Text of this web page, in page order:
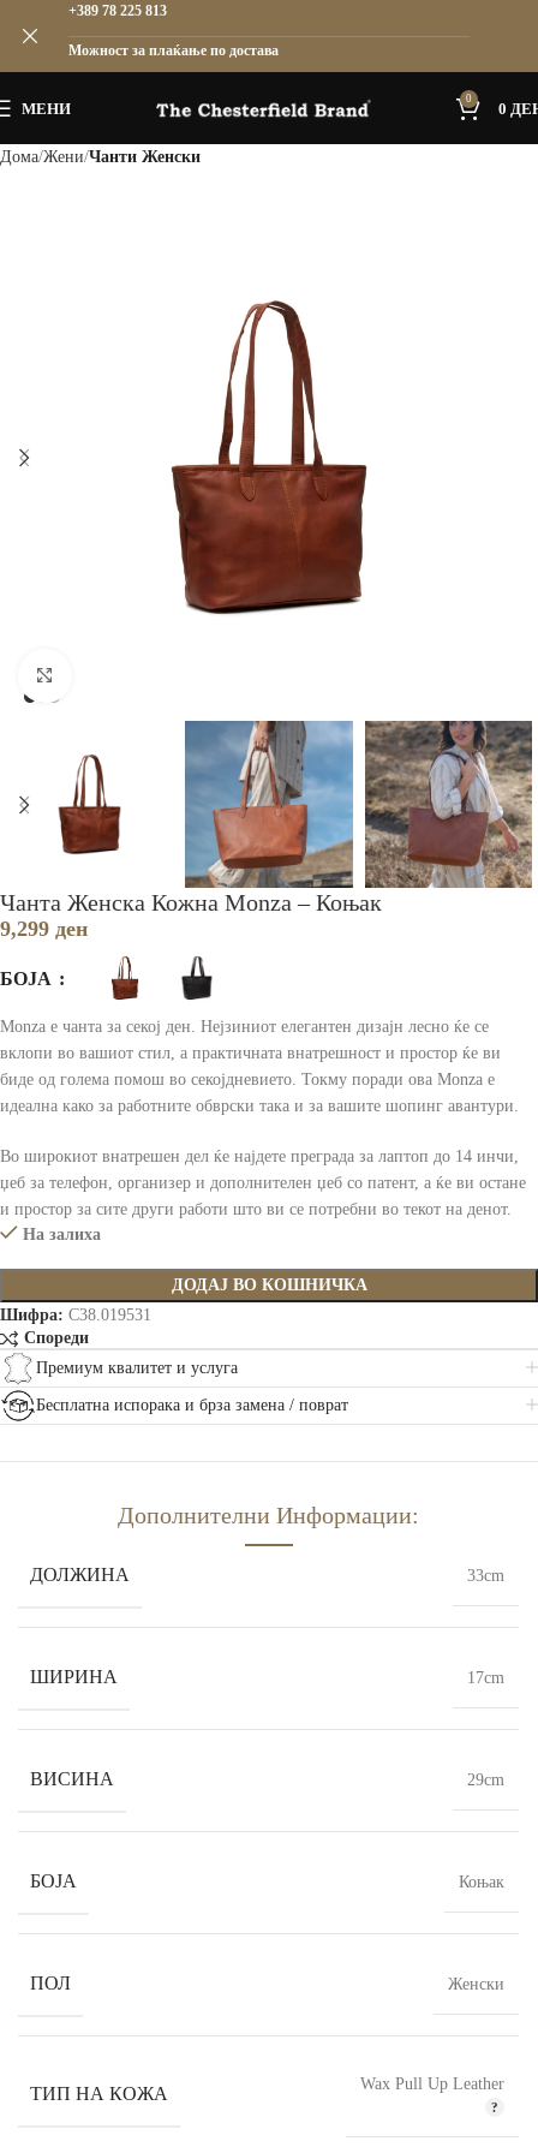
МЕНИ
0
0
Дома Жени Чанти Женски
Чанта Женска Кожна Monza – Коњак
9,299 ден
БОЈА
Monza е чанта за секој ден. Нејзиниот елегантен дизајн лесно ќе се
вклопи во вашиот стил, а практичната внатрешност и простор ќе ви
биде од голема помош во секојдневието. Токму поради ова Monza е
идеална како за работните обврски така и за вашите шопинг авантури.
Во широкиот внатрешен дел ќе најдете преграда за лаптоп до 14 инчи,
џеб за телефон, организер и дополнителен џеб со патент, а ќе ви остане
и простор за сите други работи што ви се потребни во текот на денот.
На залиха
ДОДАЈ ВО КОШНИЧКА
Шифра: C38.019531
Спореди
Премиум квалитет и услуга
Бесплатна испорака и брза замена / поврат
Дополнителни Информации:
ДОЛЖИНА 33cm
ШИРИНА 17cm
ВИСИНА 29cm
БОЈА Коњак
ПОЛ Женски
ТИП НА КОЖА Wax Pull Up Leather
+389 78 225 813
Можност за плаќање по достава